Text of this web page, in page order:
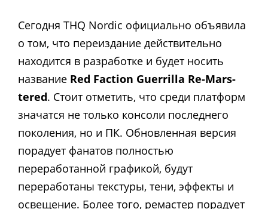
Сегодня THQ Nordic официально объявила
о том, что переиздание действительно
находится в разработке и будет носить
название Red Faction Guerrilla Re-Mars-
tered. Стоит отметить, что среди платформ
значатся не только консоли последнего
поколения, но и ПК. Обновленная версия
порадует фанатов полностью
переработанной графикой, будут
переработаны текстуры, тени, эффекты и
освещение. Более того, ремастер порадует